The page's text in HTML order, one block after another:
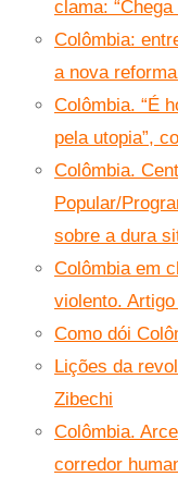
clama:
Colômbia:
a nova
Colômbia. “É
pela utopia”,
Colômbia.
Popular/
sobre a dura
Colômbia em
violento.
Como dói
Lições da
Zibechi
Colômbia.
corredor